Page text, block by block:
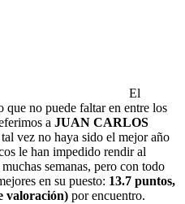
El
que no puede faltar en entre los
a JUAN CARLOS
vez no haya sido el mejor año
le han impedido rendir al
semanas, pero con todo
en su puesto: 13.7 puntos,
valoración) por encuentro.